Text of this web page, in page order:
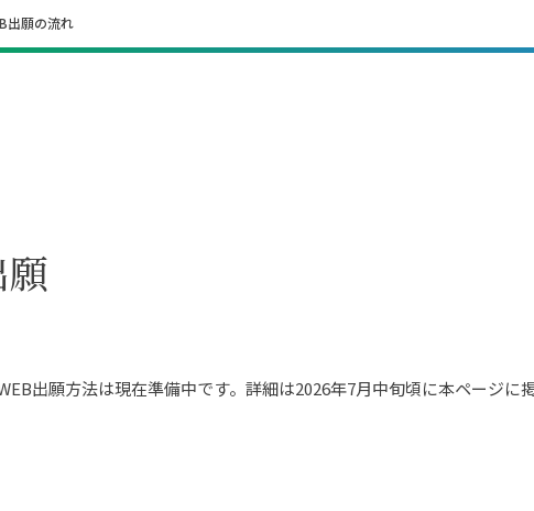
出願の流れ
出願方法は現在準備中です。詳細は2026年7月中旬頃に本ページに